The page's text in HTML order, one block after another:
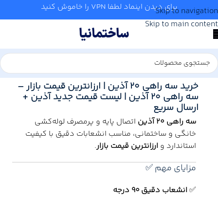
Skip to navigation
Skip to main content
برای دیدن اینماد لطفا VPN را خاموش کنید
آب و تاسیسات
خرید سه راهی 20 آذین | ارزانترین قیمت بازار –
سه راهی 20 آذین | لیست قیمت جدید آذین +
ارسال سریع
سه راهی 20 آذین
اتصال پایه و پرمصرف لوله‌کشی
خانگی و ساختمانی، مناسب انشعابات دقیق با کیفیت
استاندارد و ارزانترین قیمت بازار.
مزایای مهم ✅
✅انشعاب دقیق 90 درجه